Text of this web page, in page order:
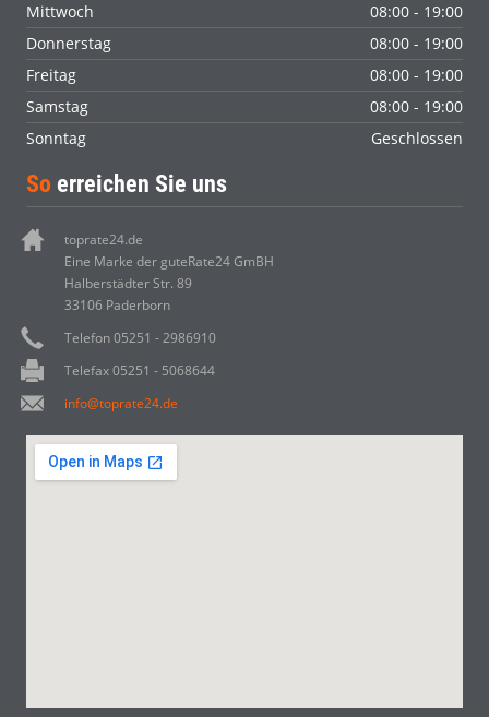
Mittwoch
08:00 - 19:00
Donnerstag
08:00 - 19:00
Freitag
08:00 - 19:00
Samstag
08:00 - 19:00
Sonntag
Geschlossen
So erreichen Sie uns
toprate24.de
Eine Marke der guteRate24 GmBH
Halberstädter Str. 89
33106 Paderborn
Telefon 05251 - 2986910
Telefax 05251 - 5068644
info@toprate24.de